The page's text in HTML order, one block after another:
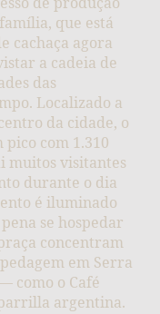
de produção
que está
cachaça agora
a cadeia de
das
Localizado a
da cidade, o
com 1.310
muitos visitantes
durante o dia
é iluminado
se hospedar
concentram
em Serra
como o Café
argentina.